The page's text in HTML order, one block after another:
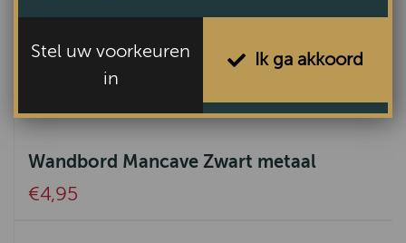
Wandbord Mancave Zwart metaal
€4,95
Stel uw voorkeuren
in
Ik ga akkoord